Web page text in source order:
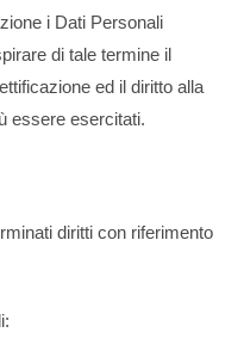
i Dati Personali
di tale termine il
ed il diritto alla
essere esercitati.
diritti con riferimento